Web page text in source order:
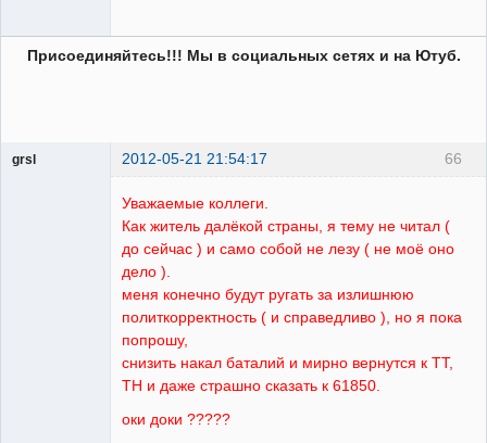
Присоединяйтесь!!! Мы в социальных сетях и на Ютуб.
66
grsl 2012-05-21 21:54:17
Уважаемые коллеги.
Как житель далёкой страны, я тему не читал (
до сейчас ) и само собой не лезу ( не моё оно
дело ).
меня конечно будут ругать за излишнюю
политкорректность ( и справедливо ), но я пока
попрошу,
снизить накал баталий и мирно вернутся к ТТ,
ТН и даже страшно сказать к 61850.
оки доки ?????